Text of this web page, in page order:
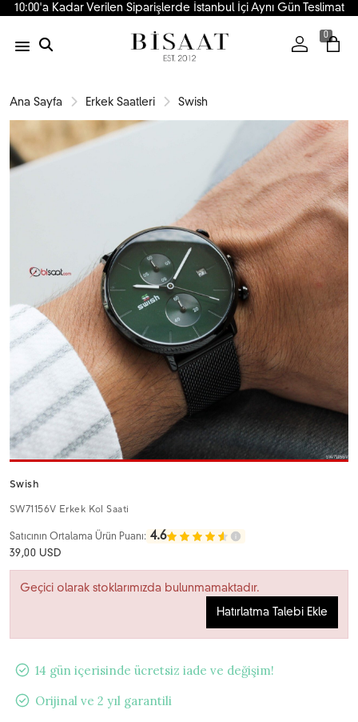
10:00'a Kadar Verilen Siparişlerde İstanbul İçi Aynı Gün Teslimat
0
Ana Sayfa Erkek Saatleri Swish
Swish
SW71156V Erkek Kol Saati
Satıcının Ortalama Ürün Puanı: 4.6
39,00 USD
Geçici olarak stoklarımızda bulunmamaktadır.
Hatırlatma Talebi Ekle
14 gün içerisinde ücretsiz iade ve değişim!
Orijinal ve 2 yıl garantili